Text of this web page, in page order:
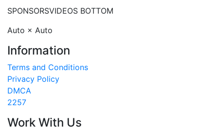
SPONSORSVIDEOS BOTTOM
Auto × Auto
Information
Terms and Conditions
Privacy Policy
DMCA
2257
Work With Us